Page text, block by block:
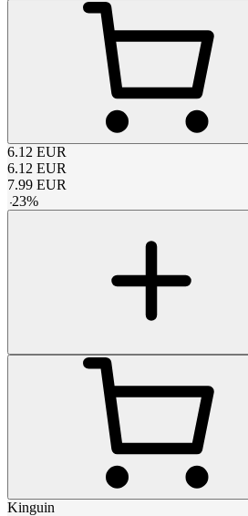
6.12 EUR
6.12 EUR
7.99 EUR
-23%
Kinguin